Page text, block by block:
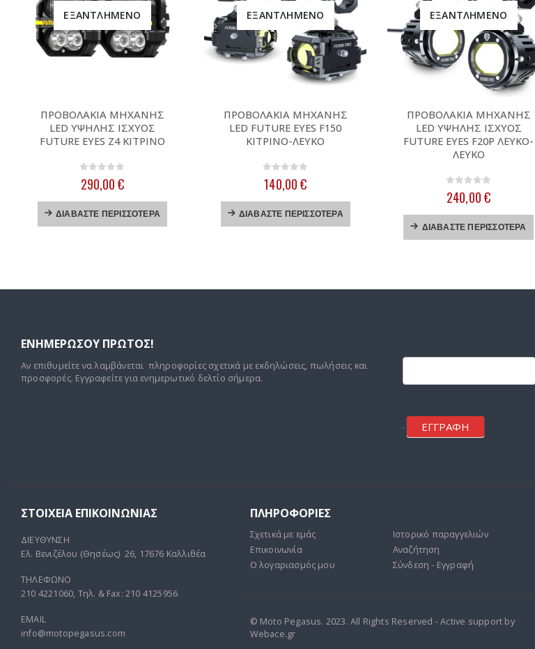
ΕΞΑΝΤΛΗΜΈΝΟ
ΠΡΟΒΟΛΑΚΙΑ ΜΗΧΑΝΗΣ
LED ΥΨΗΛΗΣ ΙΣΧΥΟΣ
FUTURE EYES Z4 ΚΙΤΡΙΝΟ
290,00€
ΔΙΑΒΆΣΤΕ ΠΕΡΙΣΣΌΤΕΡΑ
ΕΞΑΝΤΛΗΜΈΝΟ
ΠΡΟΒΟΛΑΚΙΑ ΜΗΧΑΝΗΣ
LED FUTURE EYES F150
ΚΙΤΡΙΝΟ-ΛΕΥΚΟ
140,00€
ΔΙΑΒΆΣΤΕ ΠΕΡΙΣΣΌΤΕΡΑ
ΕΞΑΝΤΛΗΜΈΝΟ
ΠΡΟΒΟΛΑΚΙΑ ΜΗΧΑΝΗΣ
LED ΥΨΗΛΗΣ ΙΣΧΥΟΣ
FUTURE EYES F20P ΛΕΥΚΟ-
ΛΕΥΚΟ
240,00€
ΔΙΑΒΆΣΤΕ ΠΕΡΙΣΣΌΤΕΡΑ
ΕΝΗΜΕΡΩΣΟΥ ΠΡΩΤΟΣ!
Αν επιθυμείτε να λαμβάνεται πληροφορίες σχετικά με εκδηλώσεις, πωλήσεις και
προσφορές. Εγγραφείτε για ενημερωτικό δελτίο σήμερα.
mailchimp
. ΕΓΓΡΑΦΗ
ΣΤΟΙΧΕΊΑ ΕΠΙΚΟΙΝΩΝΊΑΣ
ΔΙΕΥΘΥΝΣΗ
Ελ. Βενιζέλου (Θησέως) 26, 17676 Καλλιθέα
ΤΗΛΕΦΩΝΟ
210 4221060, Τηλ. & Fax: 210 4125956
EMAIL
info@motopegasus.com
ΠΛΗΡΟΦΟΡΙΕΣ
Σχετικά με εμάς
Επικοινωνία
Ο λογαριασμός μου
Ιστορικό παραγγελιών
Αναζήτηση
Σύνδεση - Εγγραφή
© Moto Pegasus. 2023. All Rights Reserved - Active support by
Webace.gr